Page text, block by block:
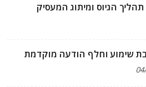
שימוע וחלף הודעה מוקדמת